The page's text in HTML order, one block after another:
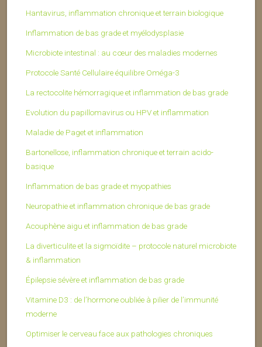
Hantavirus, inflammation chronique et terrain biologique
Inflammation de bas grade et myélodysplasie
Microbiote intestinal : au cœur des maladies modernes
Protocole Santé Cellulaire équilibre Oméga-3
La rectocolite hémorragique et inflammation de bas grade
Evolution du papillomavirus ou HPV et inflammation
Maladie de Paget et inflammation
Bartonellose, inflammation chronique et terrain acido-
basique
Inflammation de bas grade et myopathies
Neuropathie et inflammation chronique de bas grade
Acouphène aigu et inflammation de bas grade
La diverticulite et la sigmoïdite – protocole naturel microbiote
& inflammation
Épilepsie sévère et inflammation de bas grade
Vitamine D3 : de l’hormone oubliée à pilier de l’immunité
moderne
Optimiser le cerveau face aux pathologies chroniques